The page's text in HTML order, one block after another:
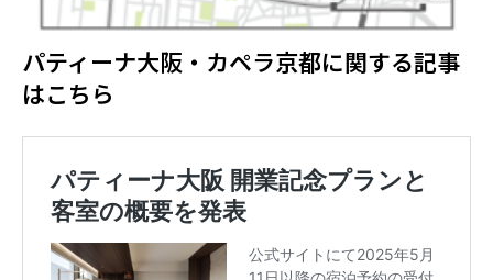
パティーナ大阪・カペラ京都に関する記事
はこちら